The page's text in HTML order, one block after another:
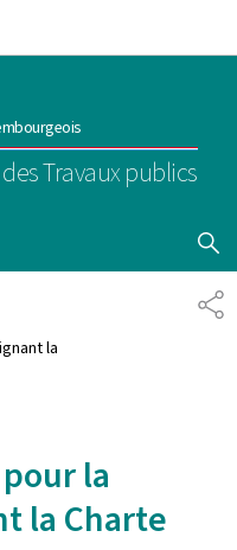
Travaux publics
la
la
la Charte